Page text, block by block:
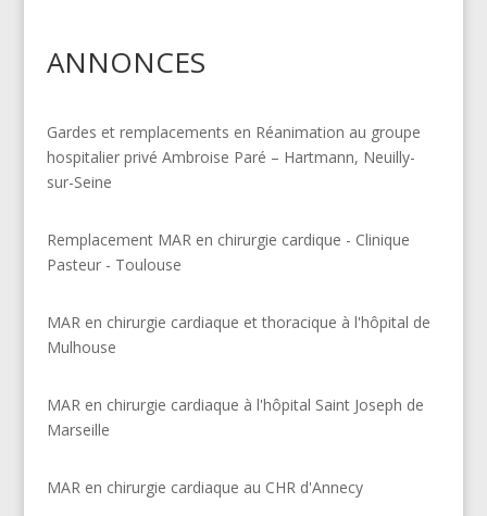
ANNONCES
Gardes et remplacements en Réanimation au groupe
hospitalier privé Ambroise Paré – Hartmann, Neuilly-
sur-Seine
Remplacement MAR en chirurgie cardique - Clinique
Pasteur - Toulouse
MAR en chirurgie cardiaque et thoracique à l'hôpital de
Mulhouse
MAR en chirurgie cardiaque à l'hôpital Saint Joseph de
Marseille
MAR en chirurgie cardiaque au CHR d'Annecy